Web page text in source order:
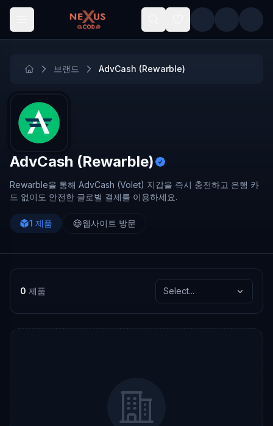
Skip to main content
브랜드 AdvCash (Rewarble)
AdvCash (Rewarble)
Rewarble을 통해 AdvCash (Volet) 지갑을 즉시 충전하고 은행 카
드 없이도 안전한 글로벌 결제를 이용하세요.
1 제품 웹사이트 방문
0 제품 Select...